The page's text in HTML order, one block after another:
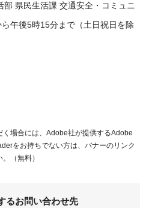
県民生活課 交通安全・コミュニ
午後5時15分まで（土日祝日を除
く場合には、Adobe社が提供するAdobe
をお持ちでない方は、バナーのリンク
（無料）
るお問い合わせ先